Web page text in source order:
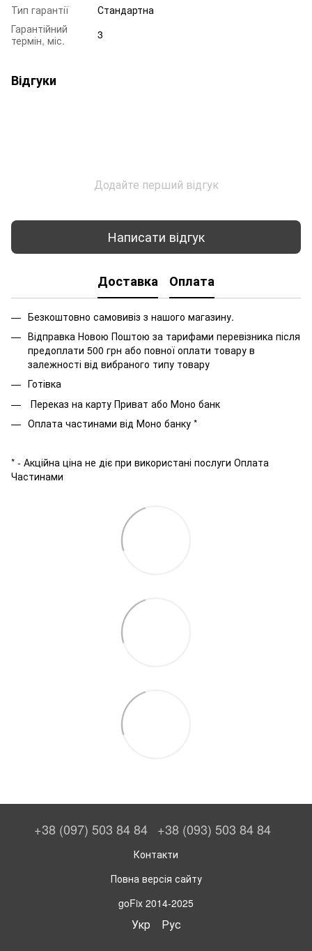
Тип гарантії
Стандартна
Гарантійний
термін, міс.
3
Відгуки
Додайте перший відгук
Написати відгук
Доставка Оплата
Безкоштовно самовивіз з нашого магазину.
Відправка Новою Поштою за тарифами перевізника після
предоплати 500 грн або повної оплати товару в
залежності від вибраного типу товару
Готівка
Переказ на карту Приват або Моно банк
Оплата частинами від Моно банку *
* - Акційна ціна не діє при використані послуги Оплата
Частинами
+38 (097) 503 84 84 +38 (093) 503 84 84
Контакти
Повна версія сайту
goFix 2014-2025
Укр Рус